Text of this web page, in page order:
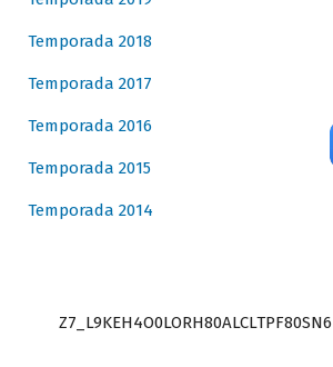
Temporada 2018
Temporada 2017
Temporada 2016
Temporada 2015
Temporada 2014
Z7_L9KEH4O0LORH80ALCLTPF80SN6